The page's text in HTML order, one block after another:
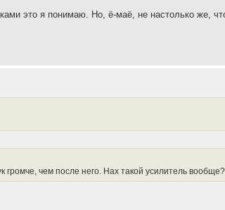
это я понимаю. Но, ё-маё, не настолько же,
громче, чем после него. Нах такой усилитель вообще?